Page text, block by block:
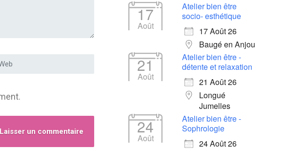
17
Août
Atelier bien être
socio- esthétique
17 Août 26
Baugé en Anjou
21
Août
Atelier bien être -
détente et relaxation
21 Août 26
Longué
Jumelles
24
Août
Atelier bien être -
Sophrologie
24 Août 26